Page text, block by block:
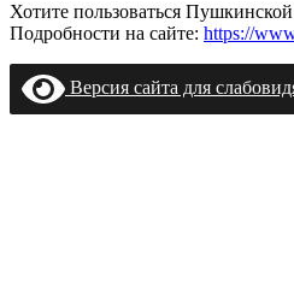
Хотите пользоваться
Подробности на сайте: https://
Версия сайта для